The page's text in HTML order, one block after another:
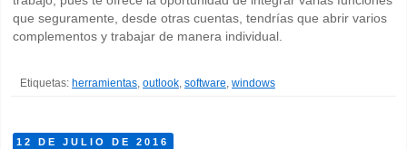
que seguramente, desde otras cuentas, tendrías que abrir varios
complementos y trabajar de manera individual.
Etiquetas: herramientas outlook software windows
12 DE JULIO DE 2016